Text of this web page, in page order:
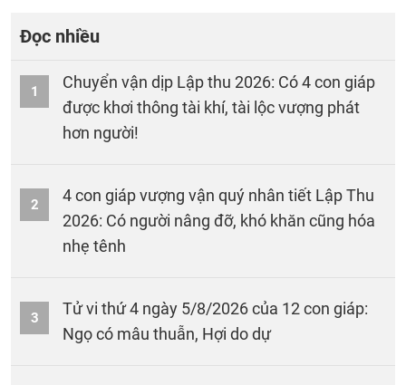
Đọc nhiều
1
Chuyển vận dịp Lập thu 2026: Có 4 con giáp
được khơi thông tài khí, tài lộc vượng phát
hơn người!
2
4 con giáp vượng vận quý nhân tiết Lập Thu
2026: Có người nâng đỡ, khó khăn cũng hóa
nhẹ tênh
3
Tử vi thứ 4 ngày 5/8/2026 của 12 con giáp:
Ngọ có mâu thuẫn, Hợi do dự